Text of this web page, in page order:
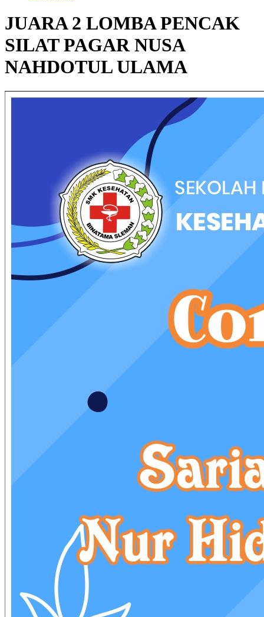
JUARA 2 LOMBA PENCAK
SILAT PAGAR NUSA
NAHDOTUL ULAMA